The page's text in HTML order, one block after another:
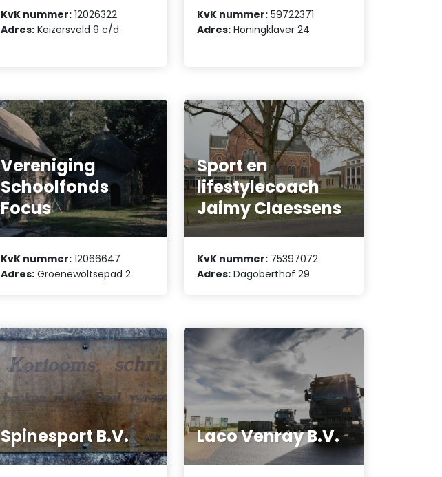
KvK nummer: 12026322
Adres: Keizersveld 9 c/d
KvK nummer: 59722371
Adres: Honingklaver 24
Vereniging
Schoolfonds
Focus
KvK nummer: 12066647
Adres: Groenewoltsepad 2
Sport en
lifestylecoach
Jaimy Claessens
KvK nummer: 75397072
Adres: Dagoberthof 29
Spinesport B.V. Laco Venray B.V.